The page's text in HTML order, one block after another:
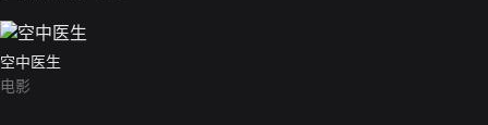
空中医生
电影